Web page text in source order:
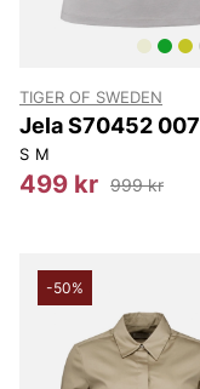
TIGER OF SWEDEN
Jela S70452 007
S M
499 kr 999 kr
-50%